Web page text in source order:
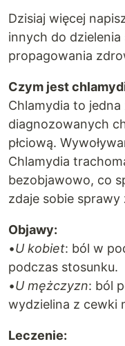
Dzisiaj więcej
innych do dzielenia
propagowania
Czym jest
Chlamydia to jedna
diagnozowanych
płciową.
Chlamydia
bezobjawowo, co
zdaje sobie sprawy
Objawy:
•U kobiet: ból w
podczas stosunku.
•U mężczyzn: ból
wydzielina z cewki
Leczenie: